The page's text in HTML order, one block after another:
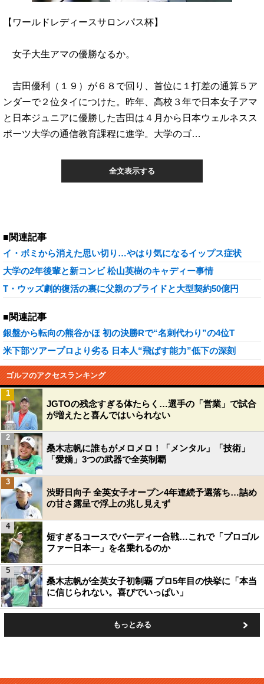
【ワールドレディースサロンパス杯】
女子大生アマの優勝なるか。
吉田優利（１９）が６８で回り、首位に１打差の通算５ア
ンダーで２位タイにつけた。昨年、高校３年で日本女子アマ
と日本ジュニアに優勝した吉田は４月から日本ウェルネスス
ポーツ大学の通信教育課程に進学。大学のゴ…
全文表示する
■関連記事
イ・ボミから消えた思い切り…やはり気になるイップス症状
大学の2年後輩と新コンビ 松山英樹のキャディー事情
T・ウッズ劇的復活の裏に父親のプライドと大型契約50億円
■関連記事
銀盤から転向の熊谷かほ 初の決勝Rで“名刺代わり”の4位T
米下部ツアープロより劣る 日本人“飛ばす能力”低下の深刻
ゴルフのアクセスランキング
JGTOの残念すぎる体たらく…選手の「営業」で試合
が増えたと喜んではいられない
1
桑木志帆に誰もがメロメロ！「メンタル」「技術」
「愛嬌」3つの武器で全英制覇
2
渋野日向子 全英女子オープン4年連続予選落ち…詰め
の甘さ露呈で浮上の兆し見えず
3
短すぎるコースでバーディー合戦…これで「プロゴル
ファー日本一」を名乗れるのか
4
桑木志帆が全英女子初制覇 プロ5年目の快挙に「本当
に信じられない。喜びでいっぱい」
5
もっとみる